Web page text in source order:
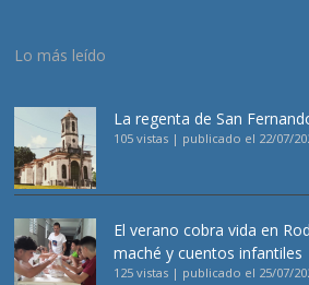
Lo más leído
La regenta de San
105 vistas | publicado el 22/07/
El verano cobra vida en
maché y cuentos infantiles
125 vistas | publicado el 25/07/